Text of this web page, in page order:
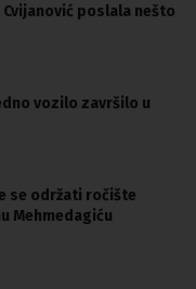
poslala nešto
vozilo završilo u
se održati ročište
Mehmedagiću